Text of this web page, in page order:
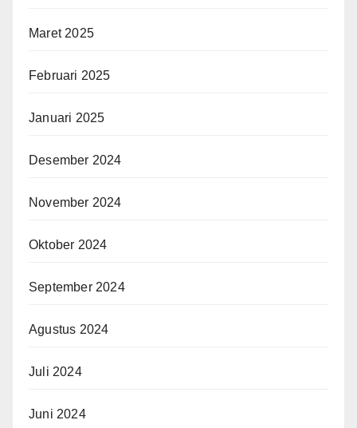
Maret 2025
Februari 2025
Januari 2025
Desember 2024
November 2024
Oktober 2024
September 2024
Agustus 2024
Juli 2024
Juni 2024